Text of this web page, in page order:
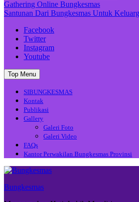
Gathering Online Bungkesmas
Santunan Dari Bungkesmas Untuk
Facebook
Twitter
Instagram
Youtube
Top Menu
SIBUNGKESMAS
Kontak
Publikasi
Gallery
Galeri Foto
Galeri Video
FAQs
Kantor Perwakilan Bungkesmas Provinsi
Bungkesmas